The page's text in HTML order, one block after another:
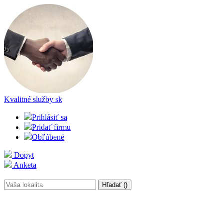
Kvalitné služby sk
Prihlásiť sa
Pridať firmu
Obľúbené
Dopyt
Anketa
Hľadať ()